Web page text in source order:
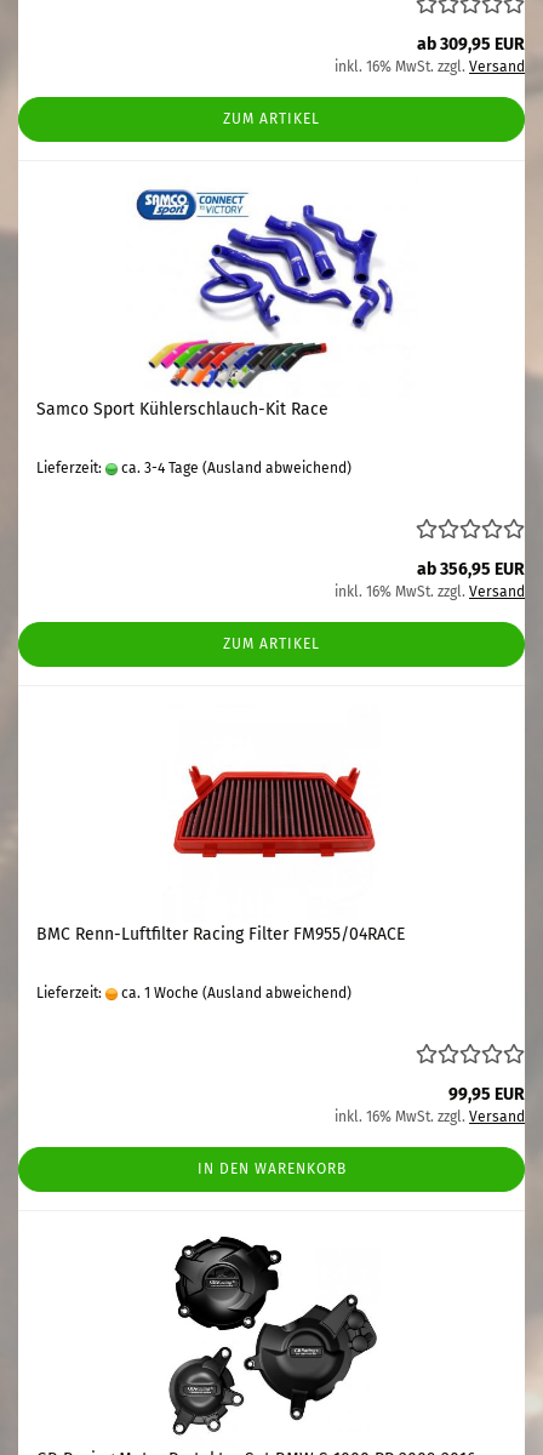
ab 309,95 EUR
inkl. 16% MwSt. zzgl. Versand
ZUM ARTIKEL
Samco Sport Kühlerschlauch-Kit Race
Lieferzeit: ca. 3-4 Tage (Ausland abweichend)
ab 356,95 EUR
inkl. 16% MwSt. zzgl. Versand
ZUM ARTIKEL
BMC Renn-Luftfilter Racing Filter FM955/04RACE
Lieferzeit: ca. 1 Woche (Ausland abweichend)
99,95 EUR
inkl. 16% MwSt. zzgl. Versand
IN DEN WARENKORB